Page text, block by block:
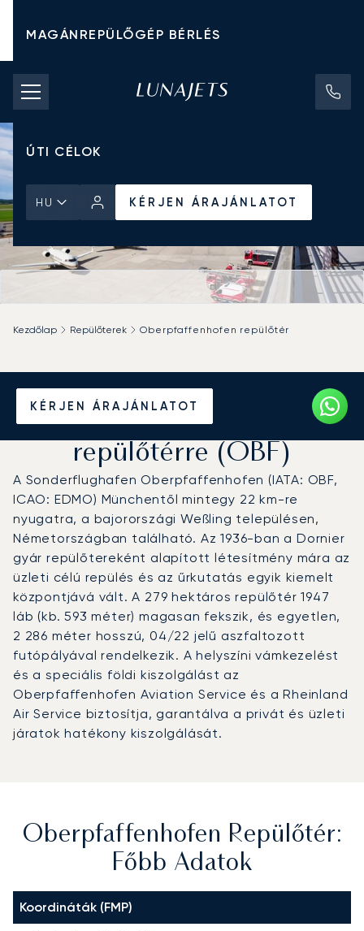
MAGÁNREPÜLŐGÉP BÉRLÉS
CHARTER ÁRAK
MAGÁNREPÜLŐGÉPEK
ÚTI CÉLOK
HU KÉRJEN ÁRAJÁNLATOT
KÉRJEN ÁRAJÁNLATOT
Kezdőlap Repülőterek Oberpfaffenhofen repülőtér
Magánrepülőgép bérlése
az Oberpfaffenhofen
repülőtérre (OBF)
A Sonderflughafen Oberpfaffenhofen (IATA: OBF,
ICAO: EDMO) Münchentől mintegy 22 km-re
nyugatra, a bajorországi Weßling településen,
Németországban található. Az 1936-ban a Dornier
gyár repülőtereként alapított létesítmény mára az
üzleti célú repülés és az űrkutatás egyik kiemelt
központjává vált. A 279 hektáros repülőtér 1947
láb (kb. 593 méter) magasan fekszik, és egyetlen,
2 286 méter hosszú, 04/22 jelű aszfaltozott
futópályával rendelkezik. A helyszíni vámkezelést
és a speciális földi kiszolgálást az
Oberpfaffenhofen Aviation Service és a Rheinland
Air Service biztosítja, garantálva a privát és üzleti
járatok hatékony kiszolgálását.
Oberpfaffenhofen Repülőtér:
Főbb Adatok
Koordináták (FMP)